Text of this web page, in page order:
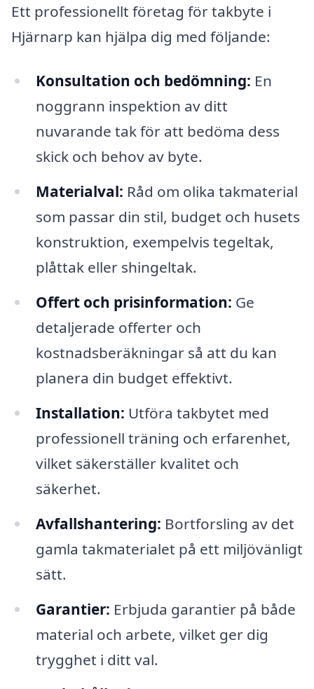
Ett professionellt företag för takbyte i
Hjärnarp kan hjälpa dig med följande:
Konsultation och bedömning: En
noggrann inspektion av ditt
nuvarande tak för att bedöma dess
skick och behov av byte.
Materialval: Råd om olika takmaterial
som passar din stil, budget och husets
konstruktion, exempelvis tegeltak,
plåttak eller shingeltak.
Offert och prisinformation: Ge
detaljerade offerter och
kostnadsberäkningar så att du kan
planera din budget effektivt.
Installation: Utföra takbytet med
professionell träning och erfarenhet,
vilket säkerställer kvalitet och
säkerhet.
Avfallshantering: Bortforsling av det
gamla takmaterialet på ett miljövänligt
sätt.
Garantier: Erbjuda garantier på både
material och arbete, vilket ger dig
trygghet i ditt val.